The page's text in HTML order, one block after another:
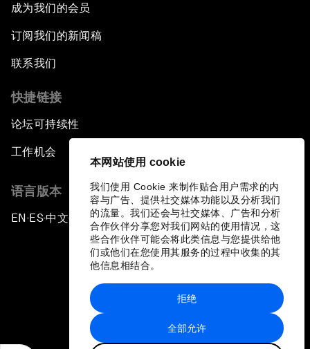
本网站使用 cookie
我们使用 Cookie 来制作贴合用户需求的内
容与广告、提供社交媒体功能以及分析我们
的流量。我们还会与社交媒体、广告和分析
合作伙伴分享您对我们网站的使用情况，这
些合作伙伴可能会将此类信息与您提供给他
们或他们在您使用其服务的过程中收集的其
他信息相结合。
全部允许
拒绝
成为我们的会员
订阅我们的新闻稿
联系我们
快捷链接
论坛可持续性
工作机会
语言版本
EN ▪ES▪中文▪ 日本語
站点地图